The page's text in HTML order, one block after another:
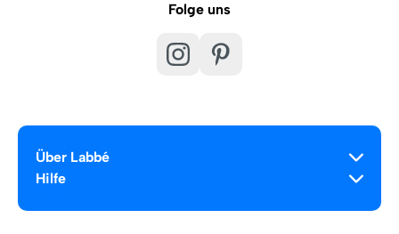
Folge uns
Über Labbé
Hilfe